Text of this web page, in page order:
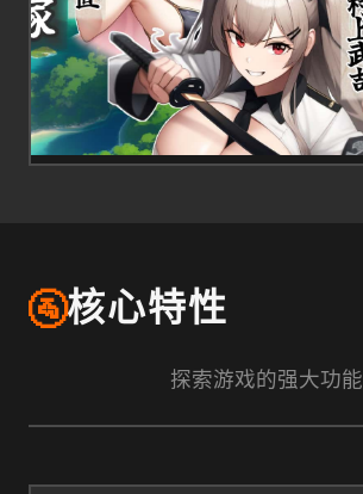
🚰核心特性
探索游戏的强大功能